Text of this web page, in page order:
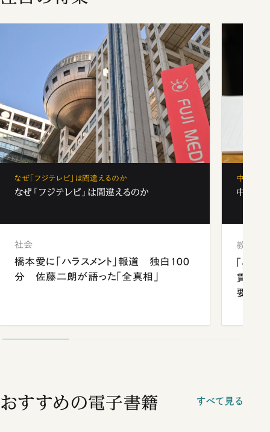
なぜ「フジテレビ」は間違えるのか
なぜ「フジテレビ」は間違えるのか
社会
橋本愛に「ハラスメント」報道 独白100
分 佐藤二朗が語った「全真相」
中学受験
中学受
教育
「早
貫校へ
要だっ
おすすめの電子書籍 すべて見る